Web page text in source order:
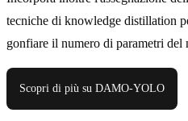
tecniche di knowledge distillation
gonfiare il numero di parametri del
Scopri di più su DAMO-YOLO